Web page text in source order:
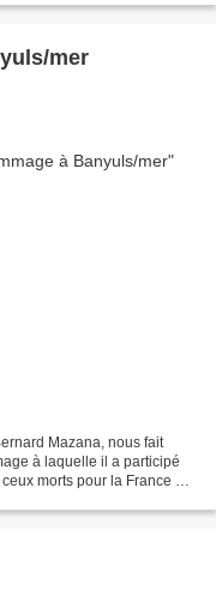
mer
Mazana, nous fait
à laquelle il a participé
morts pour la France et